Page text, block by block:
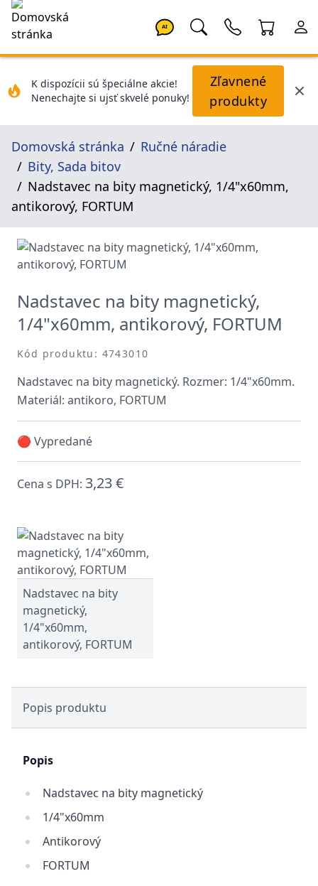
AI
K dispozícii sú špeciálne akcie!
Nenechajte si ujsť skvelé ponuky!
Zľavnené
produkty
Domovská stránka
Ručné náradie
Bity, Sada bitov
Nadstavec na bity magnetický, 1/4"x60mm,
antikorový, FORTUM
Nadstavec na bity magnetický,
1/4"x60mm, antikorový, FORTUM
Kód produktu: 4743010
Nadstavec na bity magnetický. Rozmer: 1/4"x60mm.
Materiál: antikoro, FORTUM
🔴 Vypredané
Cena s DPH: 3,23 €
Nadstavec na bity
magnetický,
1/4"x60mm,
antikorový, FORTUM
Popis produktu
Popis
Nadstavec na bity magnetický
1/4"x60mm
Antikorový
FORTUM